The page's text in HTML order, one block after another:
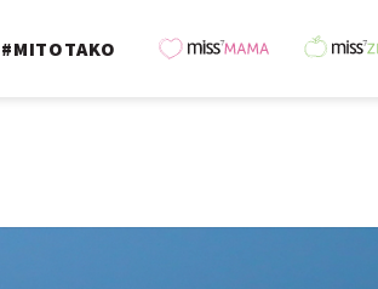
#MITOTAKO